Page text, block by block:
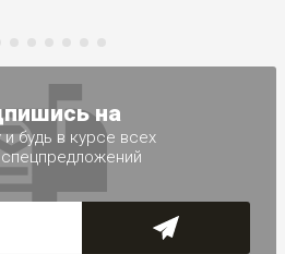
на
будь в курсе всех
спецпредложений